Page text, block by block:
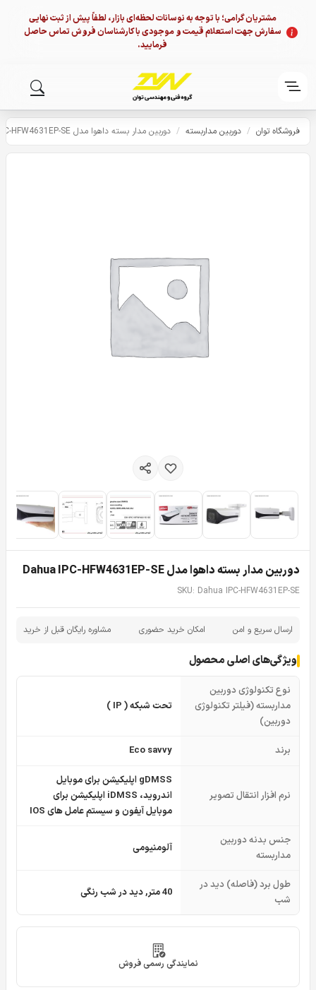
مشتریان گرامی؛ با توجه به نوسانات لحظه‌ای بازار، لطفاً پیش از ثبت نهایی
سفارش جهت استعلام قیمت و موجودی با کارشناسان فروش تماس حاصل
فرمایید.
فروشگاه توان / دوربین مداربسته / دوربین مدار بسته داهوا مدل Dahua IPC-HFW4631EP-SE
دوربین مدار بسته داهوا مدل Dahua IPC-HFW4631EP-SE
SKU: Dahua IPC-HFW4631EP-SE
ارسال سریع و امن امکان خرید حضوری مشاوره رایگان قبل از خرید
ویژگی‌های اصلی محصول
نوع تکنولوژی دوربین
مداربسته (فیلتر تکنولوژی
دوربین)
تحت شبکه ( IP )
برند Eco savvy
نرم افزار انتقال تصویر
gDMSS اپلیکیشن برای موبایل
اندروید، iDMSS اپلیکیشن برای
موبایل آیفون و سیستم عامل های IOS
جنس بدنه دوربین
مداربسته
آلومنیومی
طول برد (فاصله) دید در
شب
40 متر, دید در شب رنگی
نمایندگی رسمی فروش